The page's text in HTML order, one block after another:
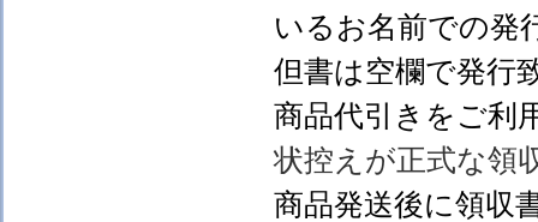
いるお名前での発
但書は空欄で発行
商品代引きをご利
状控えが正式な領
商品発送後に領収